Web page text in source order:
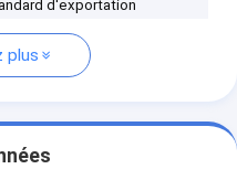
d'exportation
plus